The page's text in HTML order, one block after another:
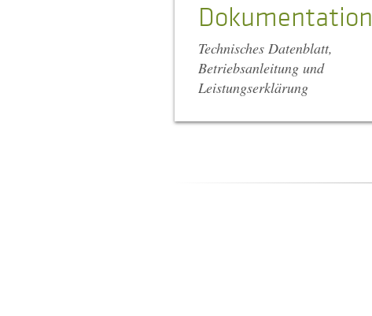
Dokumentation
Technisches Datenblatt,
Betriebsanleitung und
Leistungserklärung